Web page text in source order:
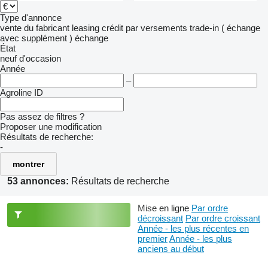
Type d'annonce
vente du fabricant leasing crédit par versements trade-in ( échange
avec supplément ) échange
État
neuf d'occasion
Année
–
Agroline ID
Pas assez de filtres ?
Proposer une modification
Résultats de recherche:
-
montrer
53 annonces: Résultats de recherche
Mise en ligne Par ordre
décroissant Par ordre croissant
Année - les plus récentes en
premierAnnée - les plus
anciens au début